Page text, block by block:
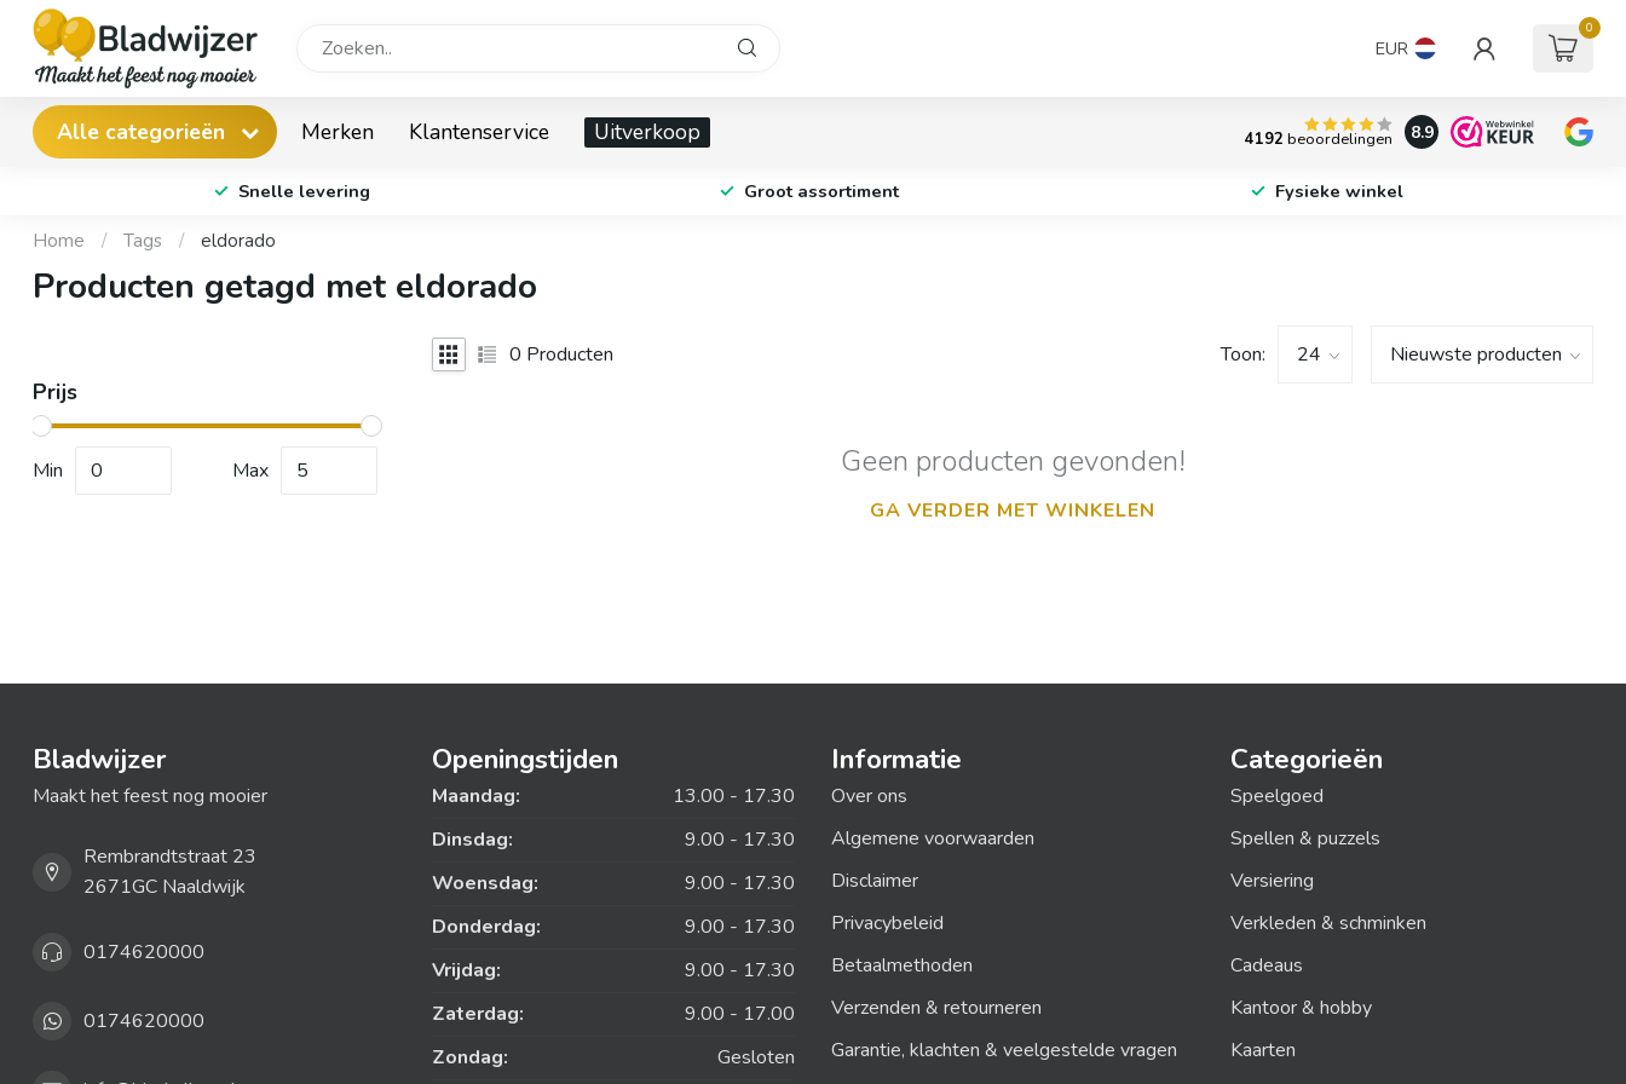
EUR
0
Alle categorieën Merken Klantenservice Uitverkoop 4192 beoordelingen 8.9
Snelle levering Groot assortiment Fysieke winkel
Home / Tags / eldorado
Producten getagd met eldorado
Prijs
Min Max
0 Producten Toon:
Geen producten gevonden!
GA VERDER MET WINKELEN
Bladwijzer
Maakt het feest nog mooier
Rembrandtstraat 23
2671GC Naaldwijk
0174620000
0174620000
Openingstijden
Maandag:
13.00 - 17.30
Dinsdag:
9.00 - 17.30
Woensdag:
9.00 - 17.30
Donderdag:
9.00 - 17.30
Vrijdag:
9.00 - 17.30
Zaterdag:
9.00 - 17.00
Zondag:
Gesloten
Informatie
Over ons
Algemene voorwaarden
Disclaimer
Privacybeleid
Betaalmethoden
Verzenden & retourneren
Garantie, klachten & veelgestelde vragen
Categorieën
Speelgoed
Spellen & puzzels
Versiering
Verkleden & schminken
Cadeaus
Kantoor & hobby
Kaarten